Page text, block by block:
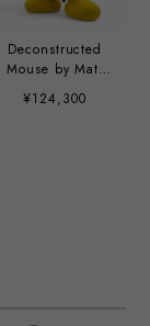
Deconstructed
Mouse by Matt
Gondek
¥124,300